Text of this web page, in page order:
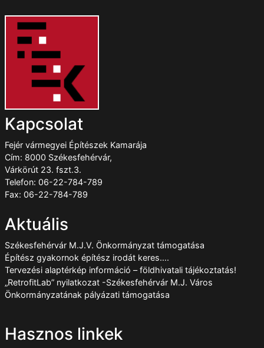
Kapcsolat
Fejér vármegyei Építészek Kamarája
Cím: 8000 Székesfehérvár,
Várkörút 23. fszt.3.
Telefon: 06-22-784-789
Fax: 06-22-784-789
Aktuális
Székesfehérvár M.J.V. Önkormányzat támogatása
Építész gyakornok építész irodát keres….
Tervezési alaptérkép információ – földhivatali tájékoztatás!
„RetrofitLab” nyilatkozat -Székesfehérvár M.J. Város
Önkormányzatának pályázati támogatása
Hasznos linkek